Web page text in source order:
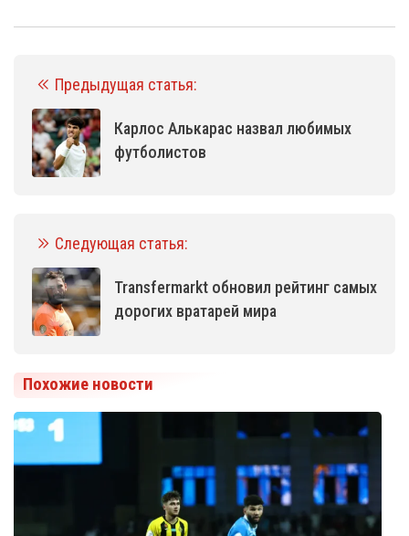
Предыдущая статья:
Карлос Алькарас назвал любимых
футболистов
Следующая статья:
Transfermarkt обновил рейтинг самых
дорогих вратарей мира
Похожие новости